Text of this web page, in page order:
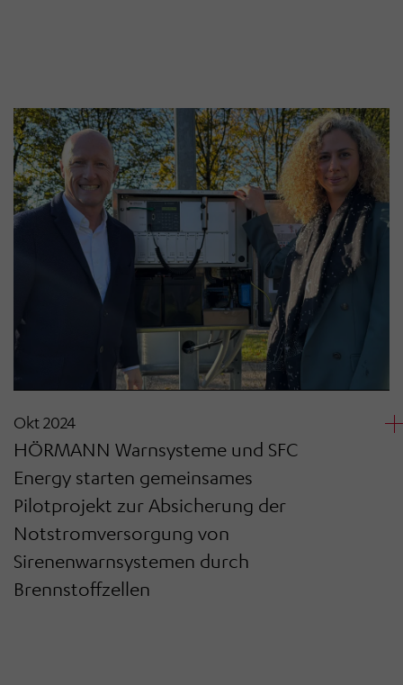
Okt 2024
HÖRMANN Warnsysteme und SFC
Energy starten gemeinsames
Pilotprojekt zur Absicherung der
Notstromversorgung von
Sirenenwarnsystemen durch
Brennstoffzellen